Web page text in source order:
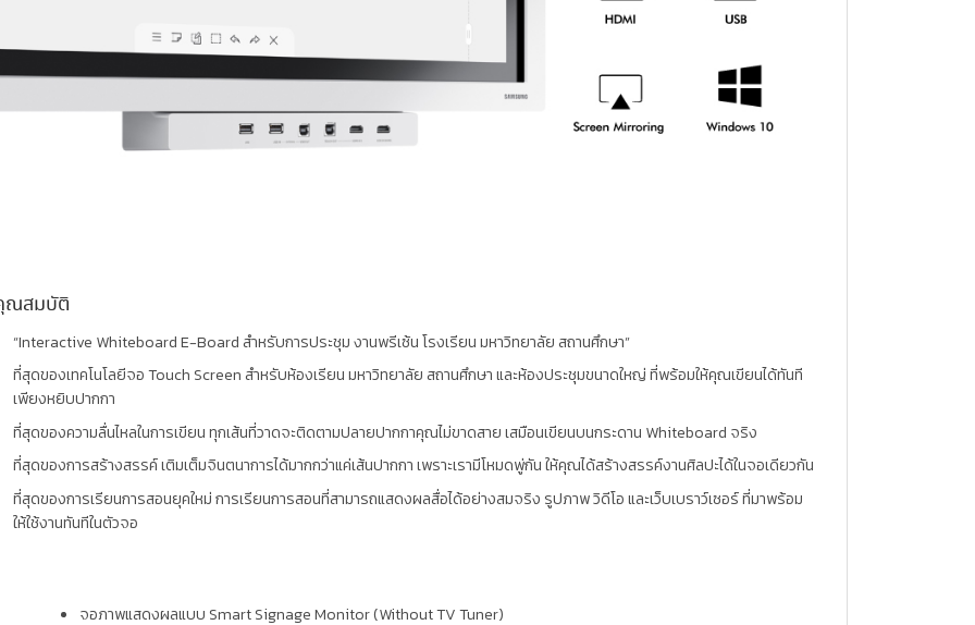
ณสมบัติ
“Interactive Whiteboard E-Board สำหรับการประชุม งานพรีเซ้น โรงเรียน มหาวิทยาลัย สถานศึกษา”
ที่สุดของเทคโนโลยีจอ Touch Screen สำหรับห้องเรียน มหาวิทยาลัย สถานศึกษา และห้องประชุมขนาดใหญ่ ที่พร้อมให้คุณเขียนได้ทันที
เพียงหยิบปากกา
ที่สุดของความลื่นไหลในการเขียน ทุกเส้นที่วาดจะติดตามปลายปากกาคุณไม่ขาดสาย เสมือนเขียนบนกระดาน Whiteboard จริง
ที่สุดของการสร้างสรรค์ เติมเต็มจินตนาการได้มากกว่าแค่เส้นปากกา เพราะเรามีโหมดพู่กัน ให้คุณได้สร้างสรรค์งานศิลปะได้ในจอเดียวกัน
ที่สุดของการเรียนการสอนยุคใหม่ การเรียนการสอนที่สามารถแสดงผลสื่อได้อย่างสมจริง รูปภาพ วิดีโอ และเว็บเบราว์เซอร์ ที่มาพร้อม
ให้ใช้งานทันทีในตัวจอ
จอภาพแสดงผลแบบ Smart Signage Monitor (Without TV Tuner)